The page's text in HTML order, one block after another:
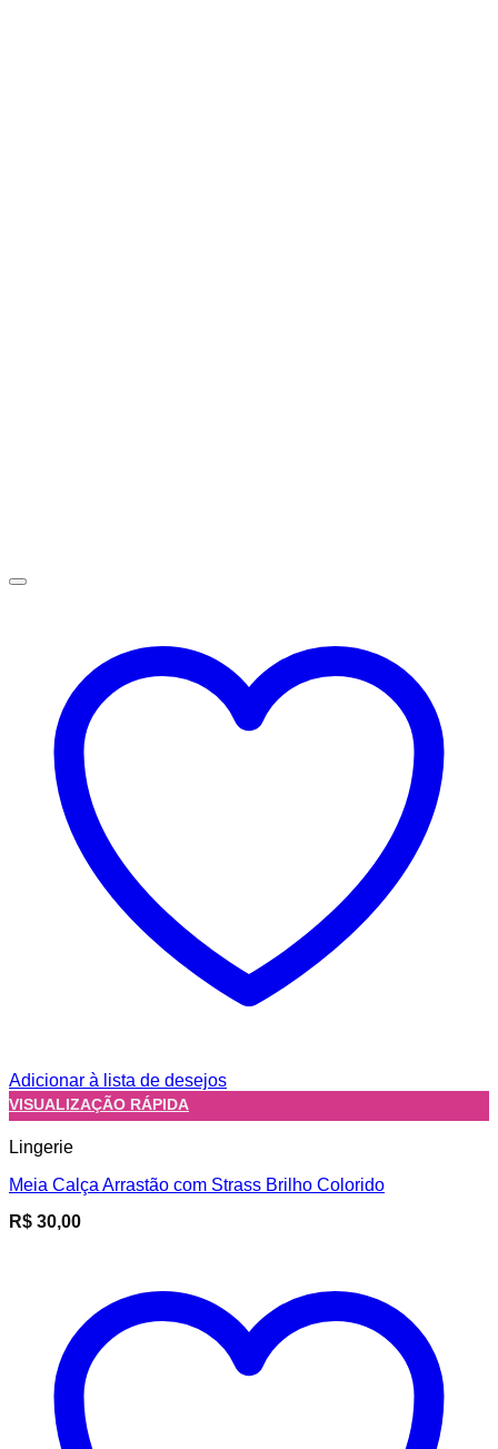
Adicionar à lista de desejos
VISUALIZAÇÃO RÁPIDA
Lingerie
Meia Calça Arrastão com Strass Brilho Colorido
R$ 30,00